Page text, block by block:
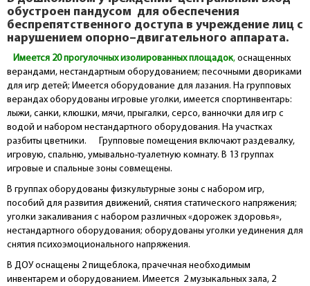
обустроен пандусом для обеспечения
беспрепятственного доступа в учреждение лиц с
нарушением опорно–двигательного аппарата.
Имеется 20 прогулочных изолированных площадок, оснащенных
верандами, нестандартным оборудованием; песочными двориками
для игр детей; Имеется оборудование для лазания. На групповых
верандах оборудованы игровые уголки, имеется спортинвентарь:
лыжи, санки, клюшки, мячи, прыгалки, серсо, ванночки для игр с
водой и набором нестандартного оборудования. На участках
разбиты цветники. Групповые помещения включают раздевалку,
игровую, спальню, умывально-туалетную комнату. В 13 группах
игровые и спальные зоны совмещены.
В группах оборудованы физкультурные зоны с набором игр,
пособий для развития движений, снятия статического напряжения;
уголки закаливания с набором различных «дорожек здоровья»,
нестандартного оборудования; оборудованы уголки уединения для
снятия психоэмоционального напряжения.
В ДОУ оснащены 2 пищеблока, прачечная необходимым
инвентарем и оборудованием. Имеется 2 музыкальных зала, 2